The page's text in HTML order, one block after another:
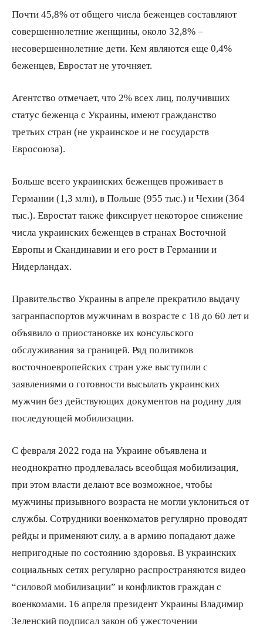
Почти 45,8% от общего числа беженцев составляют
совершеннолетние женщины, около 32,8% –
несовершеннолетние дети. Кем являются еще 0,4%
беженцев, Евростат не уточняет.
Агентство отмечает, что 2% всех лиц, получивших
статус беженца с Украины, имеют гражданство
третьих стран (не украинское и не государств
Евросоюза).
Больше всего украинских беженцев проживает в
Германии (1,3 млн), в Польше (955 тыс.) и Чехии (364
тыс.). Евростат также фиксирует некоторое снижение
числа украинских беженцев в странах Восточной
Европы и Скандинавии и его рост в Германии и
Нидерландах.
Правительство Украины в апреле прекратило выдачу
загранпаспортов мужчинам в возрасте с 18 до 60 лет и
объявило о приостановке их консульского
обслуживания за границей. Ряд политиков
восточноевропейских стран уже выступили с
заявлениями о готовности высылать украинских
мужчин без действующих документов на родину для
последующей мобилизации.
С февраля 2022 года на Украине объявлена и
неоднократно продлевалась всеобщая мобилизация,
при этом власти делают все возможное, чтобы
мужчины призывного возраста не могли уклониться от
службы. Сотрудники военкоматов регулярно проводят
рейды и применяют силу, а в армию попадают даже
непригодные по состоянию здоровья. В украинских
социальных сетях регулярно распространяются видео
“силовой мобилизации” и конфликтов граждан с
военкомами. 16 апреля президент Украины Владимир
Зеленский подписал закон об ужесточении